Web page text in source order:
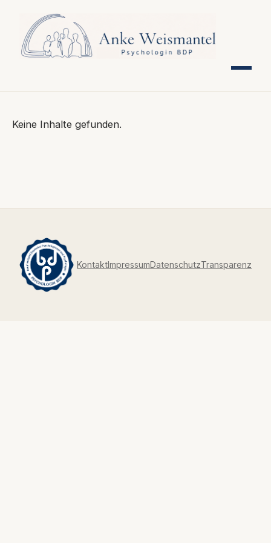
Keine Inhalte gefunden.
KontaktImpressumDatenschutzTransparenz